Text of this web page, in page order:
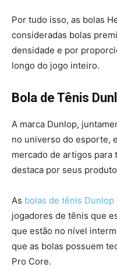
Por tudo isso, as bolas
consideradas bolas
densidade e por
longo do jogo inteiro.
Bola de Tênis
A marca Dunlop,
no universo do esporte,
mercado de artigos para
destaca por seus
As bolas de tênis
jogadores de tênis que
que estão no nível
que as bolas possuem
Pro Core.